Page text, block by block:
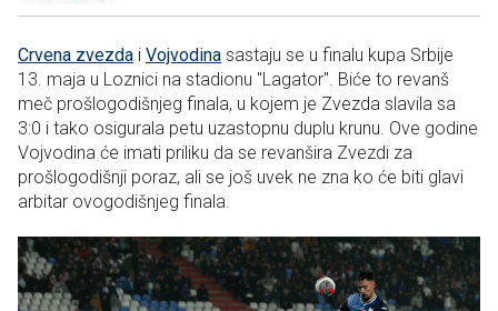
Crvena zvezda i Vojvodina sastaju se u finalu kupa Srbije
13. maja u Loznici na stadionu "Lagator". Biće to revanš
meč prošlogodišnjeg finala, u kojem je Zvezda slavila sa
3:0 i tako osigurala petu uzastopnu duplu krunu. Ove godine
Vojvodina će imati priliku da se revanšira Zvezdi za
prošlogodišnji poraz, ali se još uvek ne zna ko će biti glavi
arbitar ovogodišnjeg finala.